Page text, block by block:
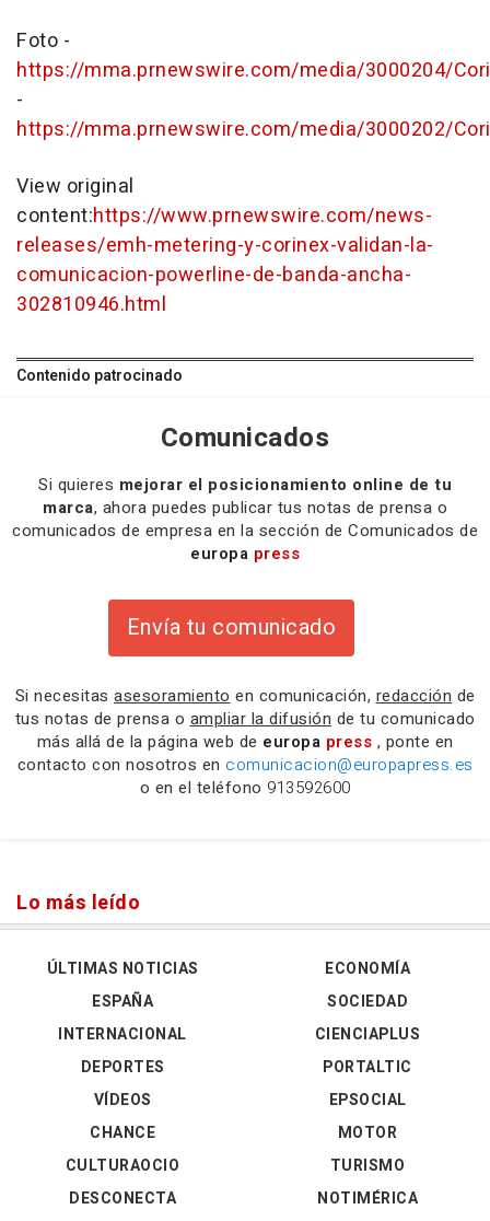
Foto -
https://mma.prnewswire.com/media/3000204/
-
https://mma.prnewswire.com/media/3000202/
View original
content:https://www.prnewswire.com/news-
releases/emh-metering-y-corinex-validan-la-
comunicacion-powerline-de-banda-ancha-
302810946.html
Contenido patrocinado
Comunicados
Si quieres mejorar el posicionamiento online de tu
marca, ahora puedes publicar tus notas de prensa o
comunicados de empresa en la sección de Comunicados de
europa press
Envía tu comunicado
Si necesitas asesoramiento en comunicación, redacción de
tus notas de prensa o ampliar la difusión de tu comunicado
más allá de la página web de europa press , ponte en
contacto con nosotros en comunicacion@europapress.es
o en el teléfono 913592600
Lo más leído
ÚLTIMAS NOTICIAS
ESPAÑA
INTERNACIONAL
DEPORTES
VÍDEOS
ECONOMÍA
SOCIEDAD
CIENCIAPLUS
PORTALTIC
EPSOCIAL
CHANCE
CULTURAOCIO
DESCONECTA
MOTOR
TURISMO
NOTIMÉRICA